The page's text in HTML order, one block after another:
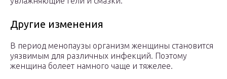
Другие изменения
В период менопаузы организм женщины становится
уязвимым для различных инфекций. Поэтому
женщина болеет намного чаще и тяжелее.